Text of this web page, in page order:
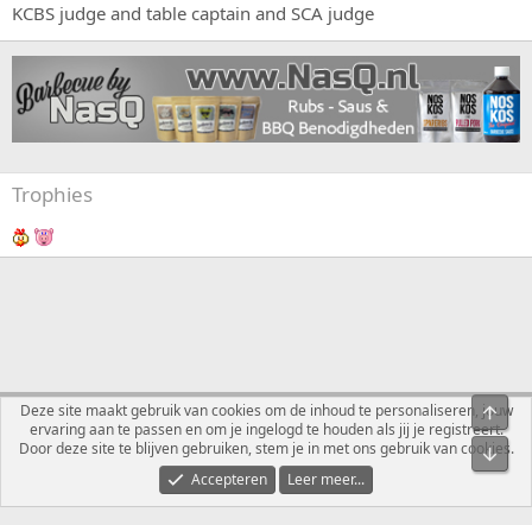
KCBS judge and table captain and SCA judge
Trophies
Nederlands
Contact
Voorwaarden en regels Privacybeleid Help
R
S
Community platform by XenForo ® © 2010-2026 XenForo Ltd.
Deze site maakt gebruik van cookies om de inhoud te personaliseren, jouw
ervaring aan te passen en om je ingelogd te houden als jij je registreert.
Door deze site te blijven gebruiken, stem je in met ons gebruik van cookies.
Accepteren
Leer meer...